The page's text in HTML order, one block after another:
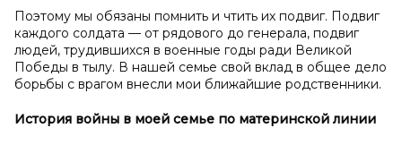
Поэтому мы обязаны помнить и чтить их подвиг. Подвиг
каждого солдата — от рядового до генерала, подвиг
людей, трудившихся в военные годы ради Великой
Победы в тылу. В нашей семье свой вклад в общее дело
борьбы с врагом внесли мои ближайшие родственники.
История войны в моей семье по материнской линии